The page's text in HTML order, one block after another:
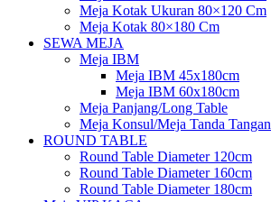
Meja Kotak Ukuran 80×120 Cm
Meja Kotak 80×180 Cm
SEWA MEJA
Meja IBM
Meja IBM 45x180cm
Meja IBM 60x180cm
Meja Panjang/Long Table
Meja Konsul/Meja Tanda Tangan
ROUND TABLE
Round Table Diameter 120cm
Round Table Diameter 160cm
Round Table Diameter 180cm